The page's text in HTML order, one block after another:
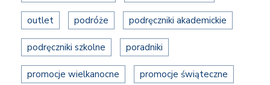
outlet podróże podręczniki akademickie
podręczniki szkolne poradniki
promocje wielkanocne promocje świąteczne